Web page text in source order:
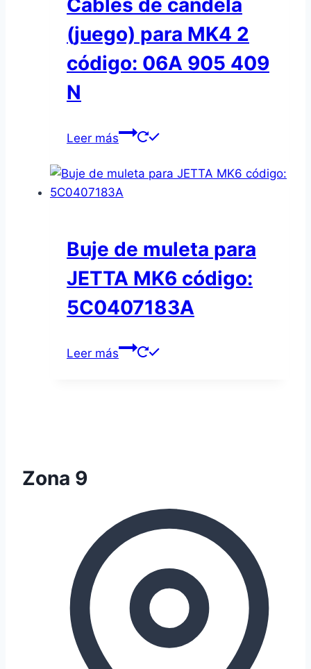
(juego) para MK4 2
código: 06A 905 409
N
Leer más
Buje de muleta para
JETTA MK6 código:
5C0407183A
Leer más
Zona 9